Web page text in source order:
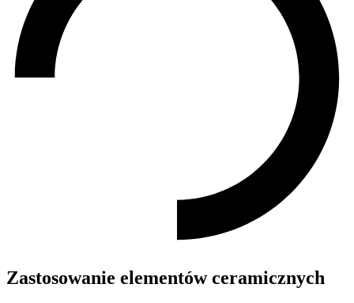
Zastosowanie elementów ceramicznych